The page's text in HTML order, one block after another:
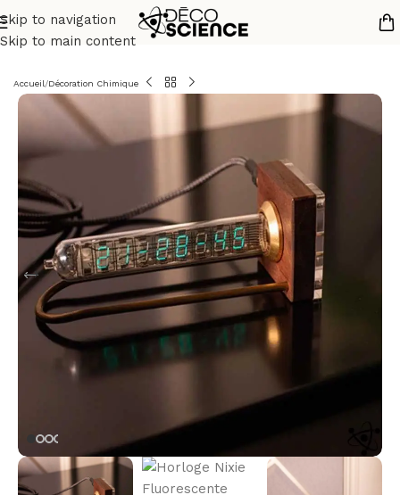
Skip to navigation
Skip to main content
Accueil/Décoration Chimique